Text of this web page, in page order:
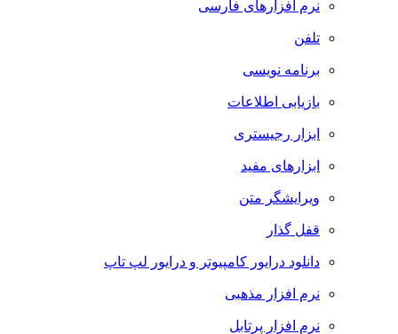
نرم افزارهای فارسی
تلفن
برنامه نویسی
بازیابی اطلاعات
ابزار رجیستری
ابزارهای مفید
ویرایشگر متن
قفل گذار
دانلود درایور کامپیوتر و درایور لپ تاپ
نرم افزار مذهبی
نرم افزار پرتابل